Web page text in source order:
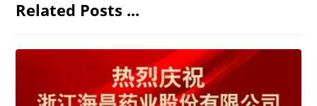
Related Posts ...